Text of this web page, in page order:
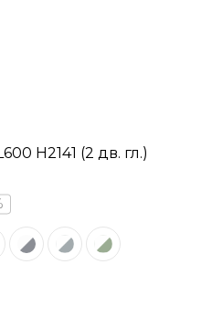
H2141 (2 дв. гл.)